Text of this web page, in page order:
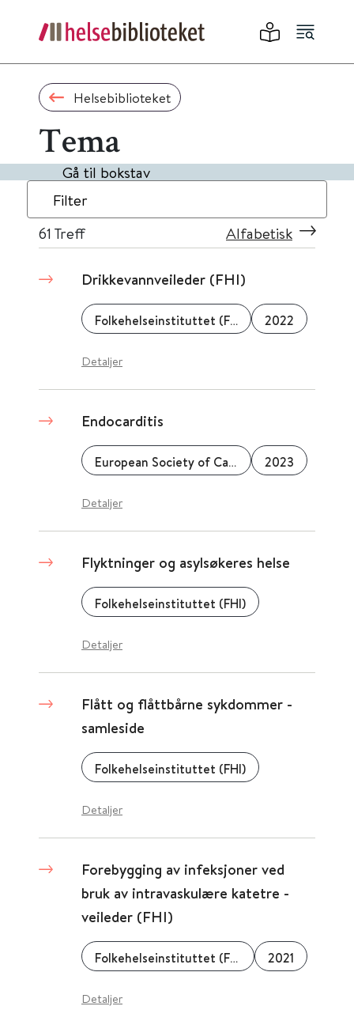
Helsebiblioteket
Tema
Gå til bokstav
Filter
61 Treff Alfabetisk
Drikkevannveileder (FHI)
Folkehelseinstituttet (FHI) 2022
Detaljer
Endocarditis
European Society of Cardiology 2023
Detaljer
Flyktninger og asylsøkeres helse
Folkehelseinstituttet (FHI)
Detaljer
Flått og flåttbårne sykdommer -
samleside
Folkehelseinstituttet (FHI)
Detaljer
Forebygging av infeksjoner ved
bruk av intravaskulære katetre -
veileder (FHI)
Folkehelseinstituttet (FHI) 2021
Detaljer